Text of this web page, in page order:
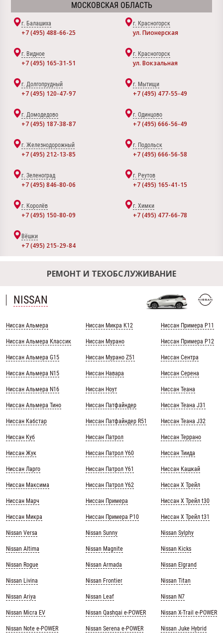
МОСКОВСКАЯ ОБЛАСТЬ
г. Балашиха
+7 (495) 488-66-25
г. Красногорск
ул. Пионерская
г. Видное
+7 (495) 165-31-51
г. Красногорск
ул. Вокзальная
г. Долгопрудный
+7 (495) 120-47-97
г. Мытищи
+7 (495) 477-55-49
г. Домодедово
+7 (495) 187-38-87
г. Одинцово
+7 (495) 666-56-49
г. Железнодорожный
+7 (495) 212-13-85
г. Подольск
+7 (495) 666-56-58
г. Зеленоград
+7 (495) 846-80-06
г. Реутов
+7 (495) 165-41-15
г. Королёв
+7 (495) 150-80-09
г. Химки
+7 (495) 477-66-78
Вёшки
+7 (495) 215-29-84
РЕМОНТ И ТЕХОБСЛУЖИВАНИЕ
NISSAN
Ниссан Альмера
Ниссан Альмера Классик
Ниссан Альмера G15
Ниссан Альмера N15
Ниссан Альмера N16
Ниссан Альмера Тино
Ниссан Кабстар
Ниссан Куб
Ниссан Жук
Ниссан Ларго
Ниссан Максима
Ниссан Марч
Ниссан Микра
Nissan Versa
Nissan Altima
Nissan Rogue
Nissan Livina
Nissan Ariya
Nissan Micra EV
Nissan Note e-POWER
Ниссан Микра К12
Ниссан Мурано
Ниссан Мурано Z51
Ниссан Навара
Ниссан Ноут
Ниссан Патфайндер
Ниссан Патфайндер R51
Ниссан Патрол
Ниссан Патрол Y60
Ниссан Патрол Y61
Ниссан Патрол Y62
Ниссан Примера
Ниссан Примера Р10
Nissan Sunny
Nissan Magnite
Nissan Armada
Nissan Frontier
Nissan Leaf
Nissan Qashqai e-POWER
Nissan Serena e-POWER
Ниссан Примера Р11
Ниссан Примера Р12
Ниссан Сентра
Ниссан Серена
Ниссан Теана
Ниссан Теана J31
Ниссан Теана J32
Ниссан Террано
Ниссан Тиида
Ниссан Кашкай
Ниссан Х Трейл
Ниссан Х Трейл t30
Ниссан Х Трейл t31
Nissan Sylphy
Nissan Kicks
Nissan Elgrand
Nissan Titan
Nissan N7
Nissan X-Trail e-POWER
Nissan Juke Hybrid